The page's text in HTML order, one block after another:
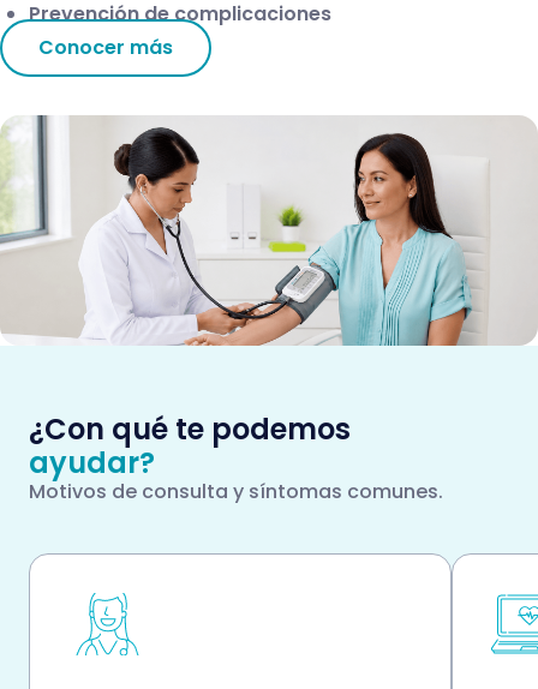
Prevención de complicaciones
Conocer más
¿Con qué te podemos
ayudar?
Motivos de consulta y síntomas comunes.